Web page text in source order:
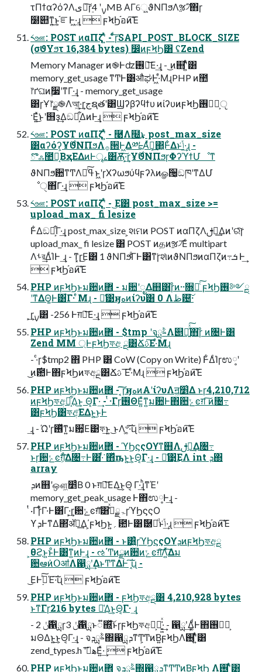
τΠϯαʔόʔΛىಈ͠ɼ࣮ࡍʹ 4MB ΑΓେ͖͍ϑΝΠϧΛૹ৴ͯ͠΋ɼ
໰୊ͳ͍͜ͱ͕֬ೝͰ͖·͢ɻ  ϝϞϦ֬อͷ͘͠Έ
༨ஊ: POST ͷαΠζʹ͍ͭͯ - ͨͩ͠ɼSAPI_POST_BLOCK_SIZE
(σϑΥϧτ 16,384 bytes) ෼ͷϝϞϦ͸ ʢZend
Memory Manager ͷ֎Ͱʣ࢖༻͞Ε·͢ɻ - ͜ͷ஋ʹ͍ͭͯ͸
memory_get_usage ͳͲͰ͸औಘͰ͖·ͤΜɻPHP ͷ಺
෦ґଘͷ࣮૷ʹͳΓ·͢ɻ - memory_get_usage
͸ɼҰ෦ྫ֎Λআ͖·͕͢ɼجຊతʹ͸Ϣʔβʔϥϯυ ͷίʔυͷϝϞϦ࢖༻ྔ͕ੵ
·Ε͍ͯ͘͜ͱʹ஫ҙ͢Δඞཁ͕͋ΔͷͰ͢ɻ  ϝϞϦ֬อͷ͘͠Έ
༨ஊ: POST ͷαΠζʹ͍ͭͯ - ࿩Λ໭͢ͱ post_max_size
͸αʔόʔ͕Ұ࣌ϑΝΠϧΛ࡞੒Ͱ͖Δ༰ྔʹ Αܾͬͯఆ͢΂͖Ͱ͋Δͱݴ͑·͢ɻ -
ొஃ಺༰͔ΒҳΕΔͷͰৄࡉ͸ׂѪ͠·͕͢ɼҰ࣌ϑΝΠϧɼΦʔϓϯՄೳͳ
ϑΝΠϧ਺ͳͲΛߟྀͨ͠ͱ͖ʹɼΧʔωϧύϥϝʔλͷௐ੔͕ඞཁʹͳΔՄ
ೳੑ΋͋Γ͑·͢ɻ  ϝϞϦ֬อͷ͘͠Έ
༨ஊ: POST ͷαΠζʹ͍ͭͯ - ͜Ε͸ post_max_size >=
upload_max_ fi lesize
Ͱ͋Δඞཁ͕͋Γ·͢ɻ post_max_size ͕શମͷ POST ͷαΠζΛࢦఆ͢Δͷʹରͯ͠ɼ
upload_max_ fi lesize ͸ POST ͷதͷૹ৴͞Εͨ multipart
Λࢀর͢ΔͨΊͰ ͢ɻ - ͳ͓ɼ͜Ε͸ 1 ϑΝΠϧ͋ͨΓͰ͸ͳ͘ɼશͯͷϑΝΠϧͷαΠζͷ߹ܭ Ͱ͢
 ϝϞϦ֬อͷ͘͠Έ
PHP ͷϝϞϦͱม਺ͷؔ܎ - ม਺ʹೖΔ஋͸ɼͦͷ··૝ఆͨ͠ ϝϞϦ࢖༻ྔ
ʹͳΔΘ͚Ͱ͸͋Γ· ͤΜɻ - ྫ͑͹ӈهͷίʔυ͸ 0 Λظ଴͠·
͕͢ɼ࣮ࡍ͸ -256 Ͱग़ྗ͞Ε·͢ɻ  ϝϞϦ֬อͷ͘͠Έ
PHP ͷϝϞϦͱม਺ͷؔ܎ - $tmp ʹจࣈྻΛ୅ೖ͍ͯͯ͠΋ɼͦ ͷ৔Ͱ͸
Zend MM ্ͰϝϞϦফඅ ྔ͸Ճࢉ͞Ε·ͤΜɻ
- ·ͨɼ$tmp2 ΋ PHP ͸ CoW (Copy on Write) Ͱ͋ΔͨΊɼಉ༷ʹ
͜ͷ࣌఺Ͱ΋ϝϞϦͷফඅྔ͸Ճࢉ ͞Ε·ͤΜɻ  ϝϞϦ֬อͷ͘͠Έ
PHP ͷϝϞϦͱม਺ͷؔ܎ - ͔͠͠ɼӈهͷΑ͏ʹίʔυΛॻ͖׵͑Δ ͱɼ4,210,712
ͷϝϞϦফඅྔ͕͋Δ͜ͱ͕ Θ͔Γ·͢ - ͭ·Γɼ࢖ΘΕ͍ͯͳ͍ม਺Ͱ΋ؔ਺ݺͼग़ ͠ͷ৔߹
͸ϝϞϦ͸ফඅ͞ΕΔͱ͍͏͜ͱͰ
͢ɻ - Ώ͑ʹɼ࢖ͬͯͳ͍ม਺͕͋Ε͹ফ͢ͱ͍͏ ͜ͱΛ৺͕͚·͠ΐ͏ɻ  ϝϞϦ֬อͷ͘͠Έ
PHP ͷϝϞϦͱม਺ͷؔ܎ - ϓϦϛςΟϒͳ஋Λࢦఆ͢Δ৔߹
ͱɼؔ਺ݺͼग़͕͋͠Δ৔߹Ͱ͸·ͬͨ͘ ΋ͬͯҧ͏ͱ͍͏͜ͱ͕Θ͔Γ·͢ɻ - ྫ͑͹͜ΕΛ int ܕ΍
array
ܕͷ஋ʹஔ͖׵͑ͨΒ 0 ͱग़ྗ͞ΕΔ͜ͱ͕Θ͔ Γ·͢ɻͪͳΈʹ
memory_get_peak_usage Ͱ΋ಉ༷Ͱ͢ɻ -
ͭ·Γɼ͋ͨΓ·͑Ͱ͸͋Γ·͕͢ɼؔ਺ݺͼग़͠͸ۃྗ߇͑ͯɼϓϦϛςΟ
ϒܕͰͳΔ΂͘ॲཧ͢Δ΄͏͕ϝϞϦͱ͍͏؍఺Ͱ͸ޮ཰తͩͱݴ͑·͢ɻ  ϝϞϦ֬อͷ͘͠Έ
PHP ͷϝϞϦͱม਺ͷؔ܎ - ͱ͸͍͑ɼϓϦϛςΟϒܕͷϝϞϦফඅྔ
͕θϩ͔ͱ͍͏ͱͦ͏Ͱ͸ͳ͍ͷͰ͢ɻ - ઌ΄Ͳͷྫͷؔ਺ͷݺͼग़͠Λ͍ͯ͠Δม
਺ఆٛͷՕॴΛ഑ྻʹ͢ΔͱͲ͏ͳΔͰ ͠ΐ͏͔ɻ -
͜ΕͰ࣮ߦͯ͠Έ·͠ΐ͏ɻ  ϝϞϦ֬อͷ͘͠Έ
PHP ͷϝϞϦͱม਺ͷؔ܎ - ϝϞϦফඅྔ͸ 4,210,928 bytes
ͱͳΓɼ216 bytes ૿͑Δ͜ͱ͕Θ͔Γ· ͢ɻ
- 2 ࣍ݩ഑ྻɼ3 ࣍ݩ഑ྻͱ૿΍͍ͯ͘͠ͱɼϝϞϦফඅྔ͕૿͍͖͑ͯ·͢ - ഑ྻʹ͢Δ͚ͩͰ΋࢖༻ྔ͕
มΘΔͱ͍͏͜ͱ͕Θ͔Γ·͢ɻ - จࣈྻܕ΍഑ྻܕͳͲ͕Ͳͷ͘Β͍ϝϞϦΛ࢖͏͔ʹ͍ͭͯ͸
zend_types.h ʹهࡌ͞Ε͍ͯ·͢  ϝϞϦ֬อͷ͘͠Έ
PHP ͷϝϞϦͱม਺ͷؔ܎ จࣈྻܕ΍഑ྻܕͳͲ͕Ͳͷ͘Β͍ϝϞϦ Λ࢖͏͔ʹ͍ͭͯ͸